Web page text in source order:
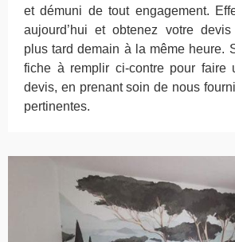
et démuni de tout engagement.
aujourd’hui et obtenez votre
plus tard demain à la même heure.
fiche à remplir ci-contre pour faire
devis, en prenant soin de nous
pertinentes.